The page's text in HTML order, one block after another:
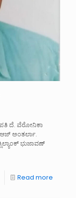
ಪತಿ ದೆ. ವೆರೋನಿಕಾ
ಆಜ್ ಅಂತರ್ಲಾ.
ಭುಜಾವಣ್
Read more